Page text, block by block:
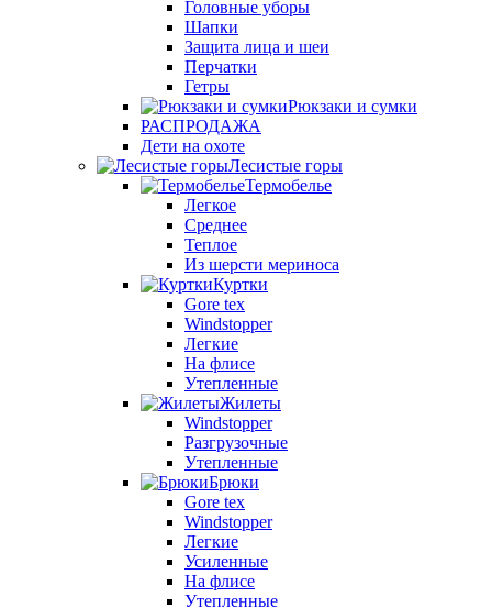
Головные уборы
Шапки
Защита лица и шеи
Перчатки
Гетры
Рюкзаки и сумки
РАСПРОДАЖА
Дети на охоте
Лесистые горы
Термобелье
Легкое
Среднее
Теплое
Из шерсти мериноса
Куртки
Gore tex
Windstopper
Легкие
На флисе
Утепленные
Жилеты
Windstopper
Разгрузочные
Утепленные
Брюки
Gore tex
Windstopper
Легкие
Усиленные
На флисе
Утепленные